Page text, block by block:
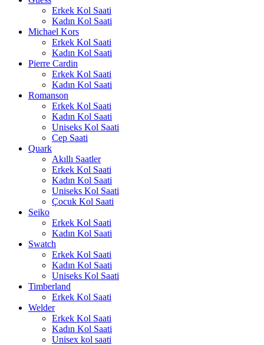
Erkek Kol Saati
Kadın Kol Saati
Michael Kors
Erkek Kol Saati
Kadın Kol Saati
Pierre Cardin
Erkek Kol Saati
Kadın Kol Saati
Romanson
Erkek Kol Saati
Kadın Kol Saati
Uniseks Kol Saati
Cep Saati
Quark
Akıllı Saatler
Erkek Kol Saati
Kadın Kol Saati
Uniseks Kol Saati
Çocuk Kol Saati
Seiko
Erkek Kol Saati
Kadın Kol Saati
Swatch
Erkek Kol Saati
Kadın Kol Saati
Uniseks Kol Saati
Timberland
Erkek Kol Saati
Welder
Erkek Kol Saati
Kadın Kol Saati
Unisex kol saati